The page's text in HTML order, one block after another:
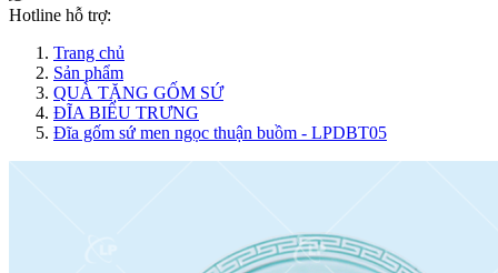
Hotline hỗ trợ:
Trang chủ
Sản phẩm
QUÀ TẶNG GỐM SỨ
ĐĨA BIỂU TRƯNG
Đĩa gốm sứ men ngọc thuận buồm - LPDBT05